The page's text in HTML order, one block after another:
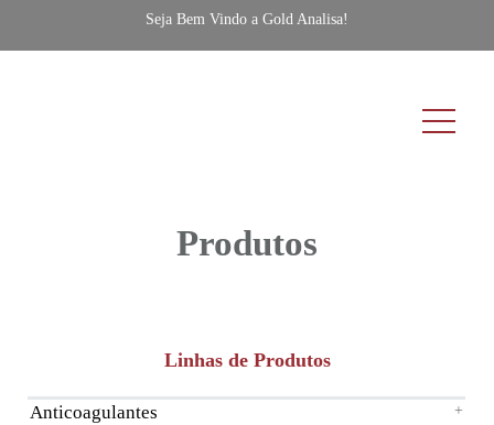
Seja Bem Vindo a Gold Analisa!
Produtos
Linhas de Produtos
Anticoagulantes +